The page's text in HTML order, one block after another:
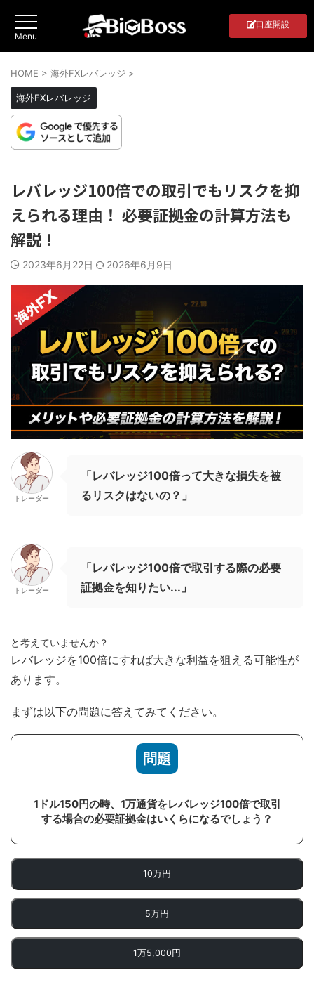
口座開設
HOME > 海外FXレバレッジ >
海外FXレバレッジ
レバレッジ100倍での取引でもリスクを抑
えられる理由！ 必要証拠金の計算方法も
解説！
2023年6月22日 2026年6月9日
トレーダー
「レバレッジ100倍って大きな損失を被
るリスクはないの？」
トレーダー
「レバレッジ100倍で取引する際の必要
証拠金を知りたい...」
と考えていませんか？
レバレッジを100倍にすれば大きな利益を狙える可能性が
あります。
まずは以下の問題に答えてみてください。
問題
1ドル150円の時、1万通貨をレバレッジ100倍で取引
する場合の必要証拠金はいくらになるでしょう？
10万円
5万円
1万5,000円